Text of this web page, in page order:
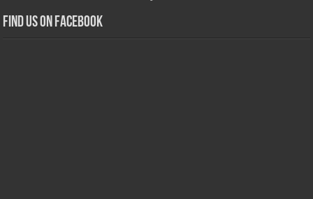
Find us on Facebook